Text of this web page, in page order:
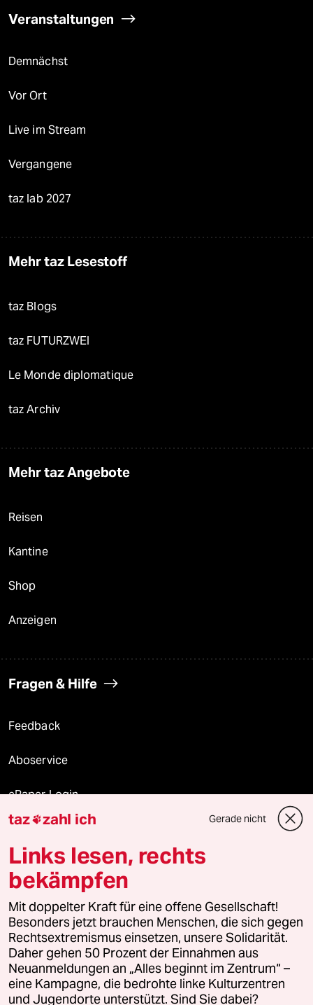
Veranstaltungen
Demnächst
Vor Ort
Live im Stream
Vergangene
taz lab 2027
Mehr taz Lesestoff
taz Blogs
taz FUTURZWEI
Le Monde diplomatique
taz Archiv
Mehr taz Angebote
Reisen
Kantine
Shop
Anzeigen
Fragen & Hilfe
Feedback
Aboservice
ePaper Login
Downloads für Abonnierende
© 2026 taz Verlags und Vertriebs GmbH
Alle Rechte vorbehalten. Bei rechtlichen Fragen oder für Genehmigungen
wenden Sie sich bitte an
lizenzen@taz.de
Feedback Redaktionsstatut Kommune-Richtlinien
Leitlinie Informant Datenschutz Impressum AGB
taz zahl ich Gerade nicht
Links lesen, rechts
bekämpfen
Mit doppelter Kraft für eine offene Gesellschaft!
Besonders jetzt brauchen Menschen, die sich gegen
Rechtsextremismus einsetzen, unsere Solidarität.
Daher gehen 50 Prozent der Einnahmen aus
Neuanmeldungen an „Alles beginnt im Zentrum“ –
eine Kampagne, die bedrohte linke Kulturzentren
und Jugendorte unterstützt. Sind Sie dabei?